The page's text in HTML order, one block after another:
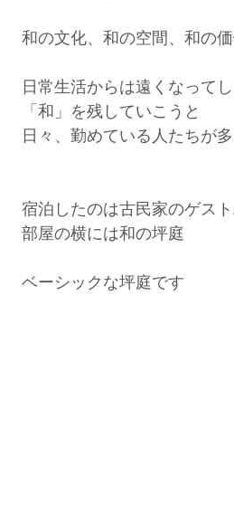
和の文化、和の空間、和の
日常生活からは遠くなって
「和」を残していこうと
日々、勤めている人たちが
宿泊したのは古民家のゲス
部屋の横には和の坪庭
ベーシックな坪庭です